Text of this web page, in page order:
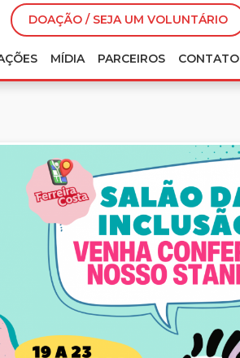
DOAÇÃO / SEJA UM VOLUNTÁRIO
MÍDIA PARCEIROS CONTATO